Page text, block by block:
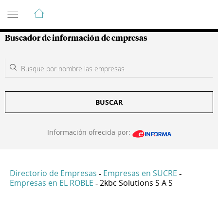
Guía de Empresas Colombianas
Buscador de información de empresas
BUSCAR
Información ofrecida por:
Directorio de Empresas - Empresas en SUCRE -
Empresas en EL ROBLE - 2kbc Solutions S A S